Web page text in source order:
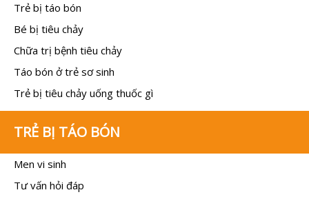
Trẻ bị táo bón
Bé bị tiêu chảy
Chữa trị bệnh tiêu chảy
Táo bón ở trẻ sơ sinh
Trẻ bị tiêu chảy uống thuốc gì
TRẺ BỊ TÁO BÓN
Men vi sinh
Tư vấn hỏi đáp